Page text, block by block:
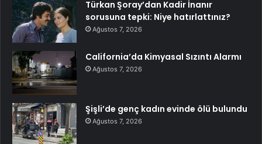
Türkan Şoray’dan Kadir İnanır
sorusuna tepki: Niye hatırlattınız?
Ağustos 7, 2026
California’da Kimyasal Sızıntı Alarmı
Ağustos 7, 2026
Şişli’de genç kadın evinde ölü bulundu
Ağustos 7, 2026